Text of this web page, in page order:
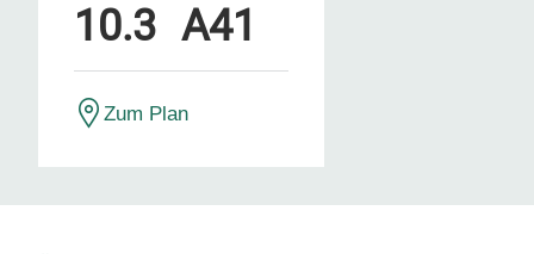
10.3 A41
Zum Plan